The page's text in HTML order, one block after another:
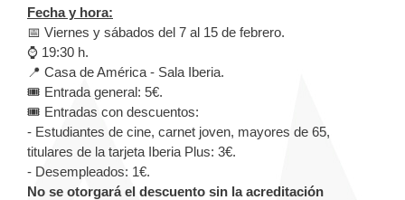
Fecha y hora:
📅 Viernes y sábados del 7 al 15 de febrero.
⌚️ 19:30 h.
📍 Casa de América - Sala Iberia.
🎟️ Entrada general: 5€.
🎟️ Entradas con descuentos:
- Estudiantes de cine, carnet joven, mayores de 65,
titulares de la tarjeta Iberia Plus: 3€.
- Desempleados: 1€.
No se otorgará el descuento sin la acreditación